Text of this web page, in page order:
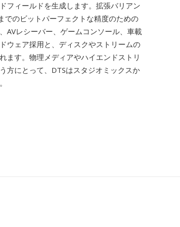
フィールドを生成します。拡張バリアン
のビットパーフェクトな精度のための
AVレシーバー、ゲームコンソール、車載
ウェア採用と、ディスクやストリームの
ます。物理メディアやハイエンドストリ
方にとって、DTSはスタジオミックスか